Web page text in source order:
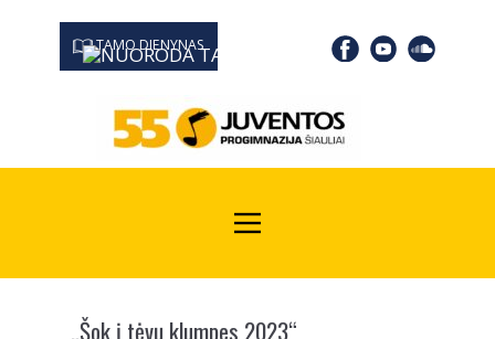
TAMO DIENYNAS
0667 19366
„Šok į tėvų klumpes 2023“